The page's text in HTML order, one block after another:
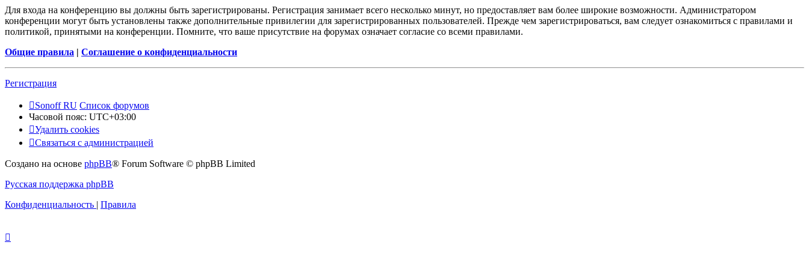
Для входа на конференцию вы должны быть зарегистрированы. Регистрация занимает всего несколько минут, но предоставляет вам более широкие возможности. Администратором
конференции могут быть установлены также дополнительные привилегии для зарегистрированных пользователей. Прежде чем зарегистрироваться, вам следует ознакомиться с правилами и
политикой, принятыми на конференции. Помните, что ваше присутствие на форумах означает согласие со всеми правилами.
Общие правила | Соглашение о конфиденциальности
Регистрация
Sonoff RU Список форумов
Часовой пояс: UTC+03:00
Удалить cookies
Связаться с администрацией
Создано на основе phpBB® Forum Software © phpBB Limited
Русская поддержка phpBB
Конфиденциальность | Правила